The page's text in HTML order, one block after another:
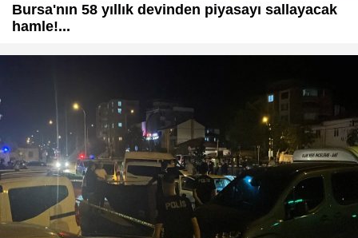
Bursa'nın 58 yıllık devinden piyasayı sallayacak
hamle!...